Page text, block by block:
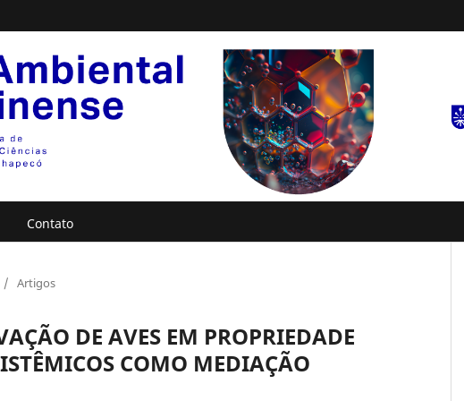
Contato
/ Artigos
DE AVES EM PROPRIEDADE
COMO MEDIAÇÃO